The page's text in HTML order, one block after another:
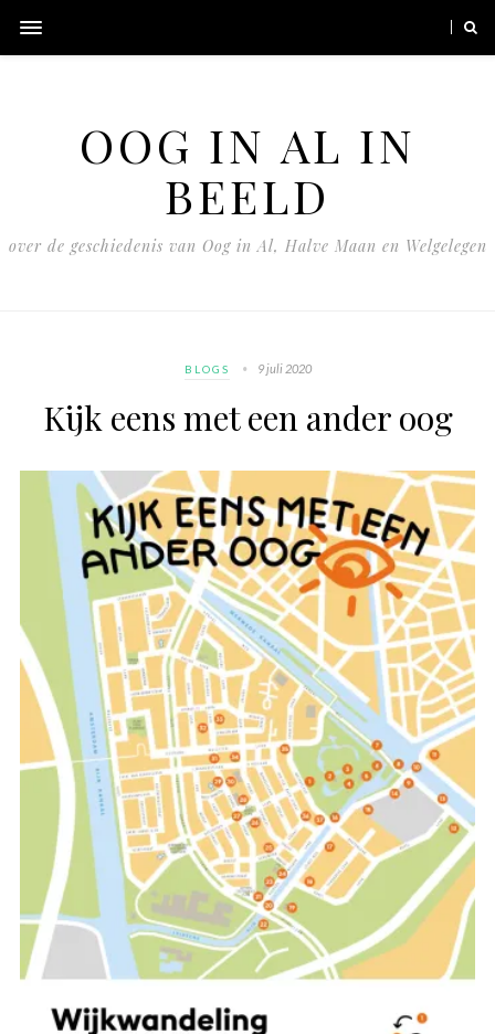
OOG IN AL IN
BEELD
over de geschiedenis van Oog in Al, Halve Maan en Welgelegen
BLOGS 9 juli 2020
Kijk eens met een ander oog